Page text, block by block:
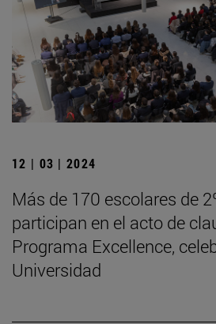
12 | 03 | 2024
Más de 170 escolares de
participan en el acto de
Programa Excellence,
Universidad